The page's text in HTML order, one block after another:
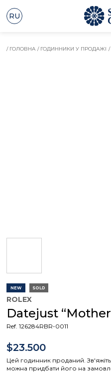
RU
/ ГОЛОВНА / ГОДИННИКИ У ПРОДАЖІ /
NEW SOLD
ROLEX
Datejust
Ref. 126284RBR-0011
$23.500
Цей годинник проданий.
можна придбати його на